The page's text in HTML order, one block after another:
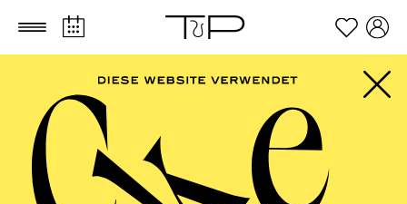
Zum Hauptinhalt springen Zum Footer springen
PHILHARMONIE